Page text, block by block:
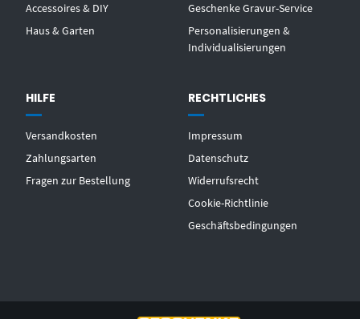
Accessoires & DIY
Haus & Garten
Geschenke Gravur-Service
Personalisierungen &
Individualisierungen
HILFE
Versandkosten
Zahlungsarten
Fragen zur Bestellung
RECHTLICHES
Impressum
Datenschutz
Widerrufsrecht
Cookie-Richtlinie
Geschäftsbedingungen